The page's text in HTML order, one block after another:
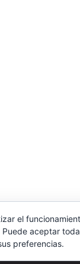
2026
el
Puede aceptar
preferencias.